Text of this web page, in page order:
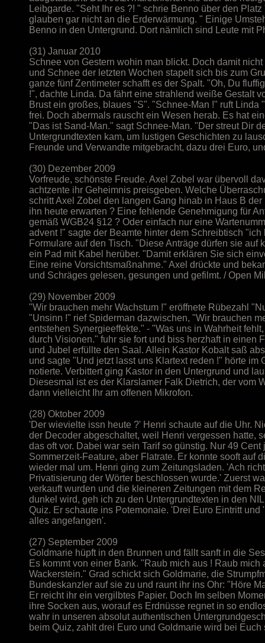
Leibgarde. "Seht Ihr es ?! " schrie Benno über den
glauben gar nicht an die Erderwärmung. " Einige
Benno in den Untergrund. Dort nämlich sind Leute mit
(31) Januar 2010
Schnee von Gestern wohin man blickt. Doch damit
und Schnee der letzten Wochen stapelt sich bis zum
ganze fünf Zentimeter schafft es der Spalt. "Oh, Du
!", dachte Linda. Da fährt eine strahlend weiße Gestalt
Brust ein großes, blaues "S". "Schnee-Man !" ruft
frei. Doch abermals rauscht ein Wesen herab. Es hat
"Das ist Sand-Man." sagt Schnee-Man. "Der streut Dir
Untergrundtexten kam, um lustigen Geschichten zu
Freunde und Verwandte mitgebracht, dazu drei Euro,
(30) Dezember 2009
Vorfreude, schönste Freude. Axel Zobel war übervoll
achtzente ihr Geheimnis preisgeben. Welche
schritt Axel Zobel den langen Gang hinab in Haus B
ihn heute erwarten ? Eine fehlende Genehmigung für
gemäß WGB24 §12 ? Oder einfach nur eine
advent !" sagte der Beamte hinter dem Schreibtisch
Formulare auf den Tisch. "Diese Anträge dürfen sie
ein Pad mit Kabel herüber. "Damit erklären Sie sich
Eine reine Vorsichtsmaßnahme." Axel drückte und
und Schräges gelesen, gesungen und gefilmt. / Open
(29) November 2009
"Wir brauchen mehr Wachstum !" eröffnete Rübezahl
"Unsinn !" rief Spiderman dazwischen, "Wir brauchen
entstehen Synergieeffekte." - "Was uns in Wahrheit
durch Visionen." fuhr sie fort und biss herzhaft in
und Jubel erfüllte den Saal. Allein Kastor Kobalt saß
und sagte "Und jetzt lasst uns Klartext reden !" hörte
notierte. Verbittert ging Kastor in den Untergrund und
Diesesmal ist es der Klarslamer Falk Dietrich, der vom
dann vielleicht Ihr am offenen Mikrofon.
(28) Oktober 2009
'Der wievielte issn heute ?' Henri schaute auf die Uhr.
der Decoder abgeschaltet, weil Henri vergessen hatte,
das oft vor. Dabei war sein Tarif so günstig. Nur 49
Sommerzeit-Feature, aber Flatrate. Er konnte sooft auf
wieder mal um. Henri ging zum Zeitungsladen. 'Ach
Privatisierung der Wörter beschlossen wurde.' Zuerst
verkauft wurden und die kleineren Zeitungen mit dem
dunkel wird, geh ich zu den Untergrundtexten in den
Quiz. Er schaute ins Potemonaie. 'Drei Euro Eintritt
alles angefangen'.
(27) September 2009
Goldmarie hüpft in den Brunnen und fällt sanft in die
Es kommt von einer Bank. "Raub mich aus ! Raub
Wackerstein." Grad schickt sich Goldmarie, die
Bundeskanzler auf sie zu und raunt ihr ins Ohr: "Höre
Er reicht ihr ein vergilbtes Papier. Doch Im selben
ihre Socken aus, worauf es Erdnüsse regnet in so
wahr in unseren absolut authentischen
beim Quiz, zahlt drei Euro und Goldmarie wird bei Euch